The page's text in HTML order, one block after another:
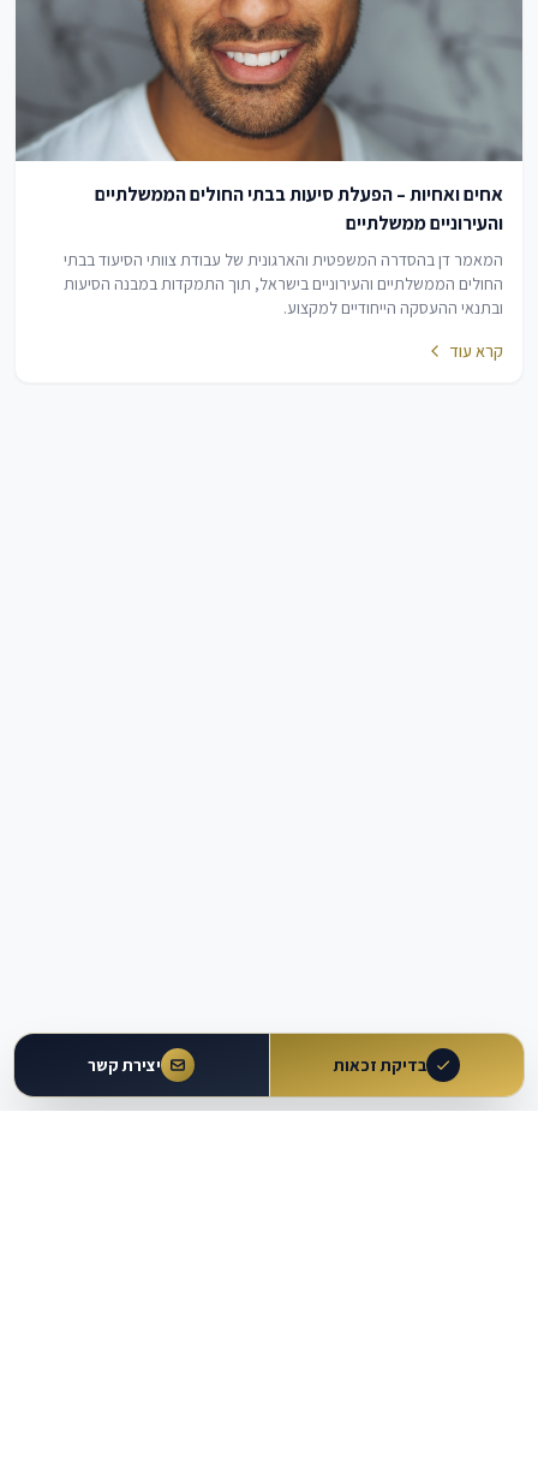
אחים ואחיות – הפעלת סיעות בבתי החולים הממשלתיים
והעירוניים ממשלתיים
המאמר דן בהסדרה המשפטית והארגונית של עבודת צוותי הסיעוד בבתי
החולים הממשלתיים והעירוניים בישראל, תוך התמקדות במבנה הסיעות
ובתנאי ההעסקה הייחודיים למקצוע.
קרא עוד
יצירת קשר בדיקת זכאות